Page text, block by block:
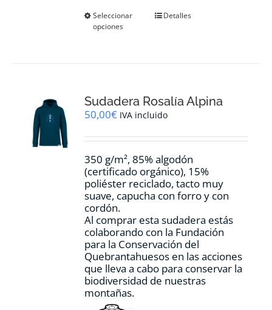
Seleccionar
opciones
Este
se
pueden
en
página
de
producto
Detalles
Sudadera Rosalía Alpina
50,00€ IVA incluido
350 g/m², 85% algodón
(certificado orgánico), 15%
poliéster reciclado, tacto muy
suave, capucha con forro y con
cordón.
Al comprar esta sudadera estás
colaborando con la Fundación
para la Conservación del
Quebrantahuesos en las acciones
que lleva a cabo para conservar la
biodiversidad de nuestras
montañas.